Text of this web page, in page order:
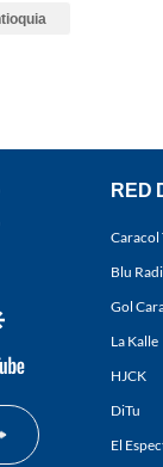
google
youtube-
RED
Caracol
Blu
Gol
La Kalle
HJCK
DiTu
El